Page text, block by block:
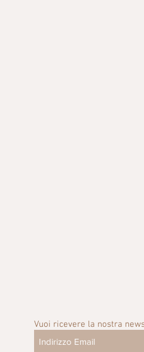
Vuoi ricevere la nostra